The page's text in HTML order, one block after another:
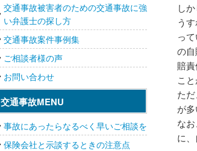
し
う
っ
の
賠
こと
た
が
な
に
交通事故被害者のための交通事故に強
い弁護士の探し方
交通事故案件事例集
ご相談者様の声
お問い合わせ
交通事故MENU
事故にあったらなるべく早いご相談を
保険会社と示談するときの注意点